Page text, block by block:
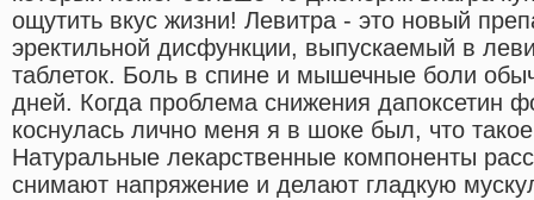
ощутить вкус жизни! Левитра - это новый
эректильной дисфункции, выпускаемый в
таблеток. Боль в спине и мышечные боли
дней. Когда проблема снижения дапоксетин
коснулась лично меня я в шоке был, что
Натуральные лекарственные компоненты
снимают напряжение и делают гладкую